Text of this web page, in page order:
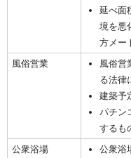
延べ面
境を悪
方メー
風俗営業
風俗営
る法律
建築予
パチン
するも
公衆浴場
公衆浴